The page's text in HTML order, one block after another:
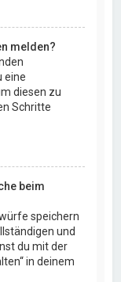
melden?
eine
diesen zu
Schritte
beim
speichern
und
du mit der
in deinem